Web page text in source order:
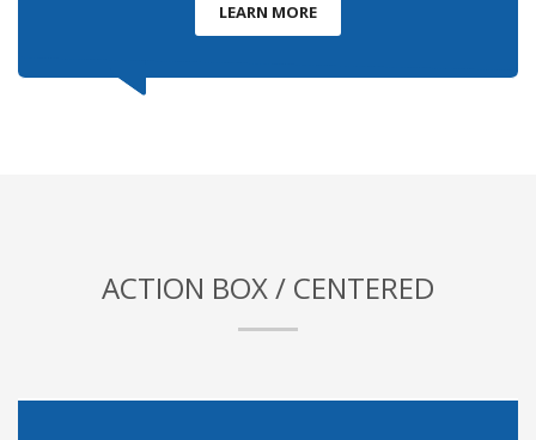
LEARN MORE
ACTION BOX / CENTERED